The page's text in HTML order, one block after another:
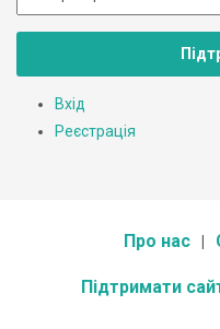
Вхід
Реєстрація
Про нас
Підтримати